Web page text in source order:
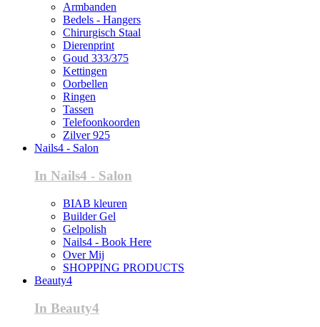
Armbanden
Bedels - Hangers
Chirurgisch Staal
Dierenprint
Goud 333/375
Kettingen
Oorbellen
Ringen
Tassen
Telefoonkoorden
Zilver 925
Nails4 - Salon
In Nails4 - Salon
BIAB kleuren
Builder Gel
Gelpolish
Nails4 - Book Here
Over Mij
SHOPPING PRODUCTS
Beauty4
In Beauty4